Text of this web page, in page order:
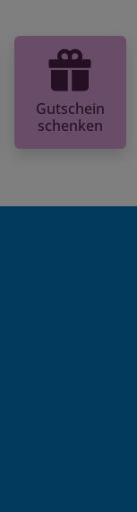
Gutschein
schenken